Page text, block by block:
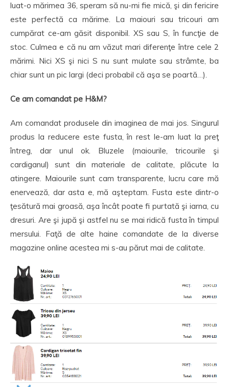
luat-o mărimea 36, speram să nu-mi fie mică, şi din fericire
este perfectă ca mărime. La maiouri sau tricouri am
cumpărat ce-am găsit disponibil. XS sau S, în funcţie de
stoc. Culmea e că nu am văzut mari diferenţe între cele 2
mărimi. Nici XS şi nici S nu sunt mulate sau strâmte, ba
chiar sunt un pic largi (deci probabil că aşa se poartă…).
Ce am comandat pe H&M?
Am comandat produsele din imaginea de mai jos. Singurul
produs la reducere este fusta, în rest le-am luat la preţ
întreg, dar unul ok. Bluzele (maiourile, tricourile şi
cardiganul) sunt din materiale de calitate, plăcute la
atingere. Maiourile sunt cam transparente, lucru care mă
enervează, dar asta e, mă aşteptam. Fusta este dintr-o
ţesătură mai groasă, aşa încât poate fi purtată şi iarna, cu
dresuri. Are şi jupă şi astfel nu se mai ridică fusta în timpul
mersului. Faţă de alte haine comandate de la diverse
magazine online acestea mi s-au părut mai de calitate.